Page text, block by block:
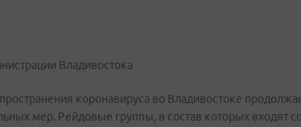
Владивостока
коронавируса во Владивостоке
мер. Рейдовые группы, в состав которых входят